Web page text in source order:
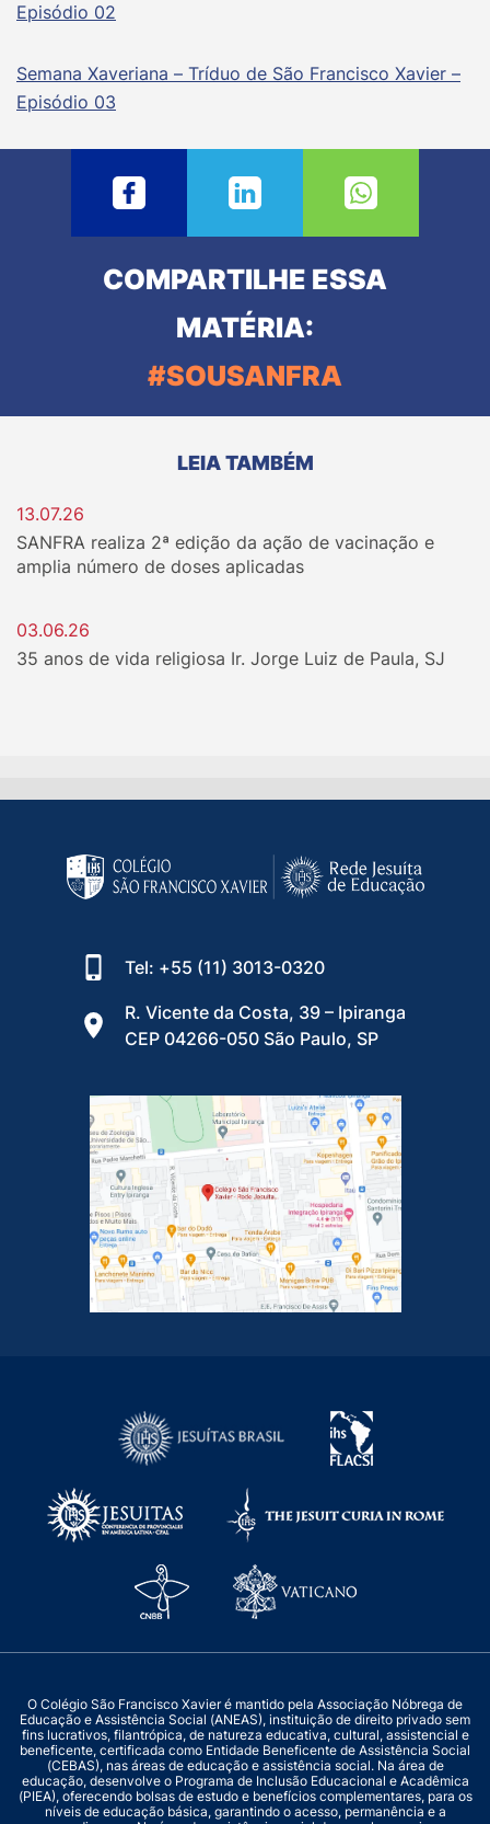
Episódio 02
Semana Xaveriana – Tríduo de São Francisco Xavier –
Episódio 03
COMPARTILHE ESSA
MATÉRIA:
#SOUSANFRA
LEIA TAMBÉM
13.07.26
SANFRA realiza 2ª edição da ação de vacinação e
amplia número de doses aplicadas
03.06.26
35 anos de vida religiosa Ir. Jorge Luiz de Paula, SJ
Tel: +55 (11) 3013-0320
R. Vicente da Costa, 39 – Ipiranga
CEP 04266-050 São Paulo, SP
O Colégio São Francisco Xavier é mantido pela Associação Nóbrega de
Educação e Assistência Social (ANEAS), instituição de direito privado sem
fins lucrativos, filantrópica, de natureza educativa, cultural, assistencial e
beneficente, certificada como Entidade Beneficente de Assistência Social
(CEBAS), nas áreas de educação e assistência social. Na área de
educação, desenvolve o Programa de Inclusão Educacional e Acadêmica
(PIEA), oferecendo bolsas de estudo e benefícios complementares, para os
níveis de educação básica, garantindo o acesso, permanência e a